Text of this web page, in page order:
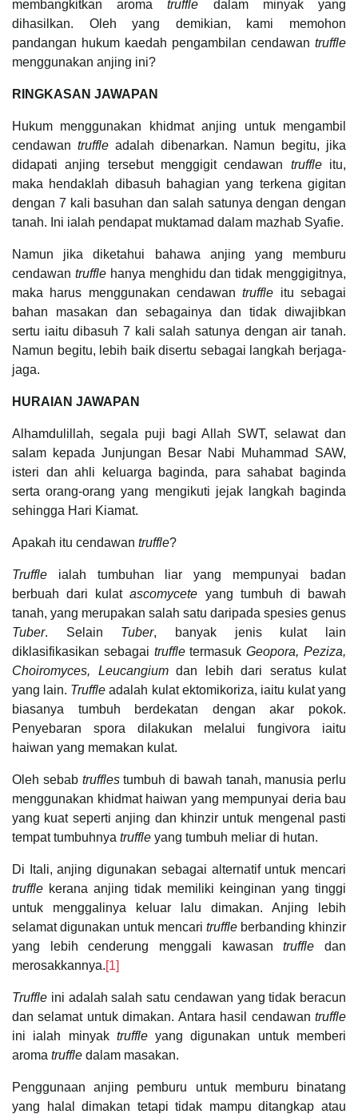
membangkitkan aromatruffle dalam minyak yang
dihasilkan. Oleh yang demikian, kami memohon
pandangan hukum kaedah pengambilan cendawan truffle
menggunakan anjing ini?
RINGKASAN JAWAPAN
Hukum menggunakan khidmat anjing untuk mengambil
cendawan truffleadalah dibenarkan. Namun begitu, jika
didapati anjing tersebut menggigit cendawan truffleitu,
maka hendaklah dibasuh bahagian yang terkena gigitan
dengan 7 kali basuhan dan salah satunya dengan dengan
tanah. Ini ialah pendapat muktamad dalam mazhab Syafie.
Namun jika diketahui bahawa anjing yang memburu
cendawan trufflehanya menghidu dan tidak menggigitnya,
maka harus menggunakan cendawantruffle itu sebagai
bahan masakan dan sebagainya dan tidak diwajibkan
sertu iaitu dibasuh 7 kali salah satunya dengan air tanah.
Namun begitu, lebih baik disertu sebagai langkah berjaga-
jaga.
HURAIAN JAWAPAN
Alhamdulillah, segala puji bagi Allah SWT, selawat dan
salam kepada Junjungan Besar Nabi Muhammad SAW,
isteri dan ahli keluarga baginda, para sahabat baginda
serta orang-orang yang mengikuti jejak langkah baginda
sehingga Hari Kiamat.
Apakah itu cendawan truffle?
Truffle ialah tumbuhan liar yang mempunyai badan
berbuah dari kulatascomycete yang tumbuh di bawah
tanah, yang merupakan salah satu daripada spesies genus
Tuber. Selain Tuber, banyak jenis kulat lain
diklasifikasikan sebagai truffletermasukGeopora, Peziza,
Choiromyces, Leucangiumdan lebih dari seratus kulat
yang lain. Truffle adalah kulat ektomikoriza, iaitu kulat yang
biasanya tumbuh berdekatan dengan akar pokok.
Penyebaran spora dilakukan melalui fungivora iaitu
haiwan yang memakan kulat.
Oleh sebab trufflestumbuh di bawah tanah, manusia perlu
menggunakan khidmat haiwan yang mempunyai deria bau
yang kuat seperti anjing dan khinzir untuk mengenal pasti
tempat tumbuhnya truffle yang tumbuh meliar di hutan.
Di Itali, anjing digunakan sebagai alternatif untuk mencari
truffle kerana anjing tidak memiliki keinginan yang tinggi
untuk menggalinya keluar lalu dimakan. Anjing lebih
selamat digunakan untuk mencari truffle berbanding khinzir
yang lebih cenderung menggali kawasantruffle dan
merosakkannya.[1]
Truffle ini adalah salah satu cendawan yang tidak beracun
dan selamat untuk dimakan. Antara hasil cendawan truffle
ini ialah minyak truffleyang digunakan untuk memberi
aroma truffle dalam masakan.
Penggunaan anjing pemburu untuk memburu binatang
yang halal dimakan tetapi tidak mampu ditangkap atau